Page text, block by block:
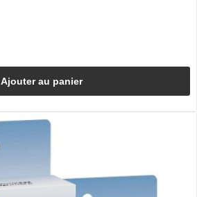
Ajouter au panier